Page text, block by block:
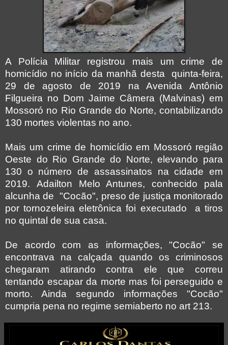
A Polícia Militar registrou mais um crime de
homicídio no início da manhã desta quinta-feira,
29 de agosto de 2019 na Avenida Antônio
Filgueira no Dom Jaime Câmera (Malvinas) em
Mossoró no Rio Grande do Norte, contabilizando
130 mortes violentas no ano.
Mais um crime de homicídio em Mossoró região
Oeste do Rio Grande do Norte, elevando para
130 o número de assassinatos na cidade em
2019. Adailton Melo Antunes, conhecido pala
alcunha de "Cocão", preso de justiça monitorado
por tornozeleira eletrônica foi executado a tiros
no quintal de sua casa.
De acordo com as informações, "Cocão" se
encontrava na calçada quando os criminosos
chegaram atirando contra ele que correu
tentando escapar da morte mas foi perseguido e
morto. Ainda segundo informações "Cocão"
cumpria pena no regime semiaberto no art 213.